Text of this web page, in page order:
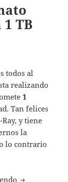
TB
todos al
realizando
1
Tan felices
y tiene
la
lo contrario
TeraDisc,